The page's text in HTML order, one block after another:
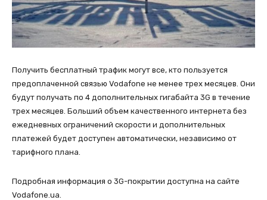
Получить бесплатный трафик могут все, кто пользуется
предоплаченной связью Vodafone не менее трех месяцев. Они
будут получать по 4 дополнительных гигабайта 3G в течение
трех месяцев. Больший объем качественного интернета без
ежедневных ограничений скорости и дополнительных
платежей будет доступен автоматически, независимо от
тарифного плана.
Подробная информация о 3G-покрытии доступна на сайте
Vodafone.ua.